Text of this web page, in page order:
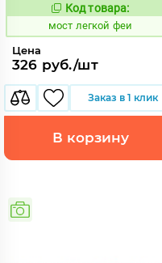
1021238
Код товара:
мост легкой феи
Цена
326 руб./шт
Заказ в 1 клик
В корзину